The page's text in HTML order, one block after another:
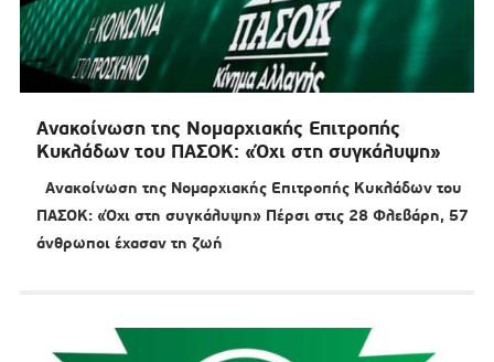
Ανακοίνωση της Νομαρχιακής Επιτροπής
Κυκλάδων του ΠΑΣΟΚ: «Όχι στη συγκάλυψη»
Ανακοίνωση της Νομαρχιακής Επιτροπής Κυκλάδων του
ΠΑΣΟΚ: «Όχι στη συγκάλυψη» Πέρσι στις 28 Φλεβάρη, 57
άνθρωποι έχασαν τη ζωή